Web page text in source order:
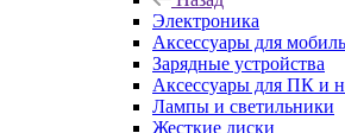
Электроника
Аксессуары для
Зарядные устройства
Аксессуары для ПК и
Лампы и светильники
Жесткие диски